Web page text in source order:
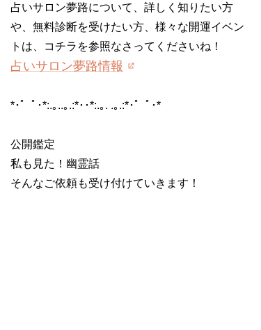
占いサロン夢路について、 詳しく知りたい方
や、無料診断を受けたい方、様々な開運イベン
トは、コチラを参照なさってくださいね！
占いサロン夢路情報
*･゜ﾟ･*:.｡..｡.:*･･*:.｡. .｡.:*･゜ﾟ･*
公開鑑定
私も見た！幽霊話
そんなご依頼も受け付けていきます！